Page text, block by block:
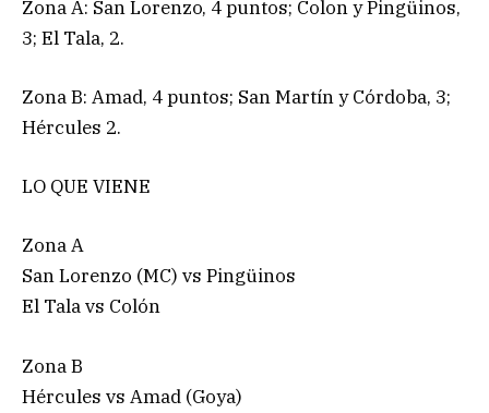
Zona A: San Lorenzo, 4 puntos; Colon y Pingüinos,
3; El Tala, 2.
Zona B: Amad, 4 puntos; San Martín y Córdoba, 3;
Hércules 2.
LO QUE VIENE
Zona A
San Lorenzo (MC) vs Pingüinos
El Tala vs Colón
Zona B
Hércules vs Amad (Goya)